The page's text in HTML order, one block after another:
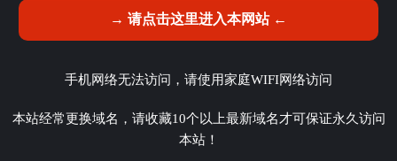
→ 请点击这里进入本网站 ←
手机网络无法访问，请使用家庭WIFI网络访问
本站经常更换域名，请收藏10个以上最新域名才可保证永久访问
本站！